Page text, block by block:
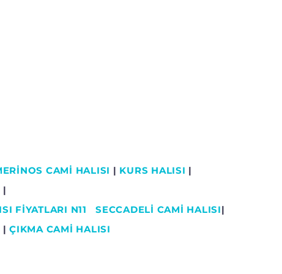
CAMİ HALISI | KURS HALISI |
|
FİYATLARI N11 SECCADELI CAMI HALISI|
| ÇIKMA CAMİ HALISI